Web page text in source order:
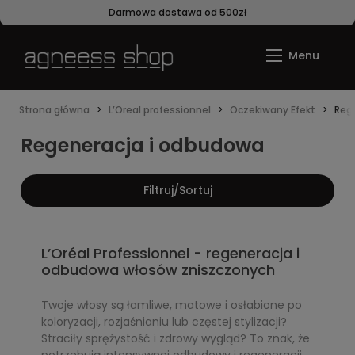
Darmowa dostawa od 500zł
Strona główna L’Oreal professionnel Oczekiwany Efekt
Regeneracja i odbudowa
Filtruj/Sortuj
L’Oréal Professionnel - regeneracja i
odbudowa włosów zniszczonych
Twoje włosy są łamliwe, matowe i osłabione po
koloryzacji, rozjaśnianiu lub częstej stylizacji?
Straciły sprężystość i zdrowy wygląd? To znak, że